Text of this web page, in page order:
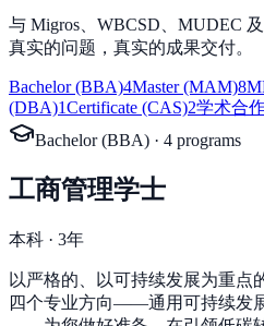
与 Migros、WBCSD、MUDEC
真实的问题，真实的成果交付。
Bachelor (BBA)4Master (MAM)8
(DBA)1Certificate (CAS)2学术合
Bachelor (BBA) · 4 programs
工商管理学士
本科 · 3年
以严格的、以可持续发展为重点
四个专业方向——通用可持续发